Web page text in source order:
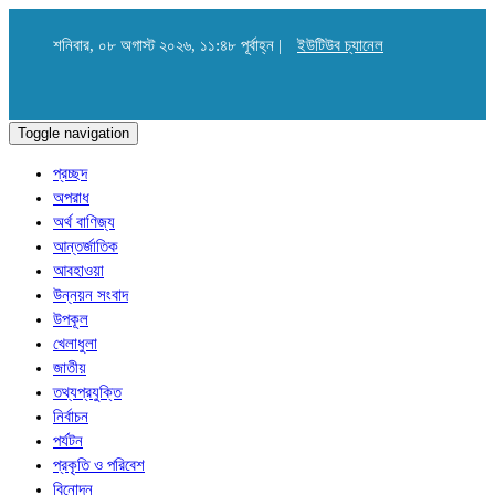
শনিবার, ০৮ অগাস্ট ২০২৬, ১১:৪৮ পূর্বাহ্ন | ইউটিউব চ্যানেল
Toggle navigation
প্রচ্ছদ
অপরাধ
অর্থ বাণিজ্য
আন্তর্জাতিক
আবহাওয়া
উন্নয়ন সংবাদ
উপকূল
খেলাধুলা
জাতীয়
তথ্যপ্রযুক্তি
নির্বাচন
পর্যটন
প্রকৃতি ও পরিবেশ
বিনোদন